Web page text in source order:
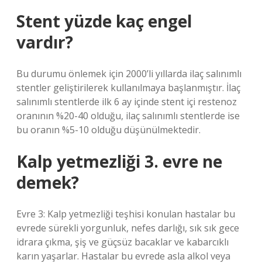
Stent yüzde kaç engel
vardır?
Bu durumu önlemek için 2000’li yıllarda ilaç salınımlı
stentler geliştirilerek kullanılmaya başlanmıştır. İlaç
salınımlı stentlerde ilk 6 ay içinde stent içi restenoz
oranının %20-40 olduğu, ilaç salınımlı stentlerde ise
bu oranın %5-10 olduğu düşünülmektedir.
Kalp yetmezliği 3. evre ne
demek?
Evre 3: Kalp yetmezliği teşhisi konulan hastalar bu
evrede sürekli yorgunluk, nefes darlığı, sık sık gece
idrara çıkma, şiş ve güçsüz bacaklar ve kabarcıklı
karın yaşarlar. Hastalar bu evrede asla alkol veya